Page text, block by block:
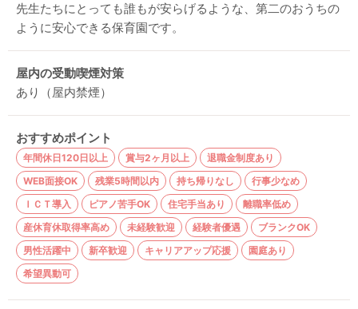
先生たちにとっても誰もが安らげるような、第二のおうちの
ように安心できる保育園です。
屋内の受動喫煙対策
あり（屋内禁煙）
おすすめポイント
年間休日120日以上 賞与2ヶ月以上
退職金制度あり
WEB面接OK
残業5時間以内 持ち帰りなし
行事少なめ
ＩＣＴ導入
ピアノ苦手OK 住宅手当あり
離職率低め
産休育休取得率高め
未経験歓迎 経験者優遇
ブランクOK
男性活躍中
新卒歓迎 キャリアアップ応援
園庭あり
希望異動可